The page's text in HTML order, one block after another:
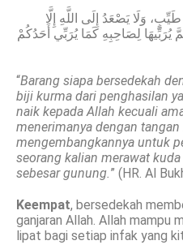
يُرَبِّيهَا لِصَاحِبِهِ كَمَا يُرَبِّي أَحَدُكُمْ
“Barang siapa bersedekah
biji kurma dari penghasilan
naik kepada Allah kecuali
menerimanya dengan
mengembangkannya untuk
seorang kalian merawat
sebesar gunung.” (HR. Al
Keempat, bersedekah
ganjaran Allah. Allah mampu
lipat bagi setiap infak yang